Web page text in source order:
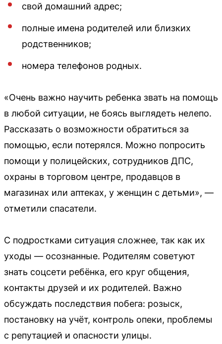
свой домашний адрес;
полные имена родителей или близких
родственников;
номера телефонов родных.
«Очень важно научить ребенка звать на помощь
в любой ситуации, не боясь выглядеть нелепо.
Рассказать о возможности обратиться за
помощью, если потерялся. Можно попросить
помощи у полицейских, сотрудников ДПС,
охраны в торговом центре, продавцов в
магазинах или аптеках, у женщин с детьми», —
отметили спасатели.
С подростками ситуация сложнее, так как их
уходы — осознанные. Родителям советуют
знать соцсети ребёнка, его круг общения,
контакты друзей и их родителей. Важно
обсуждать последствия побега: розыск,
постановку на учёт, контроль опеки, проблемы
с репутацией и опасности улицы.